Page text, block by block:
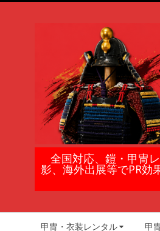
鎧
甲
全国対応、鎧・甲冑
影、海外出展等でPR
甲冑・衣装レンタル 甲